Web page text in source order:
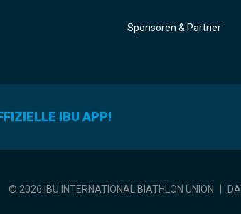
Sponsoren & Partner
IBU APP!
© 2026 IBU INTERNATIONAL BIATHLON UNION